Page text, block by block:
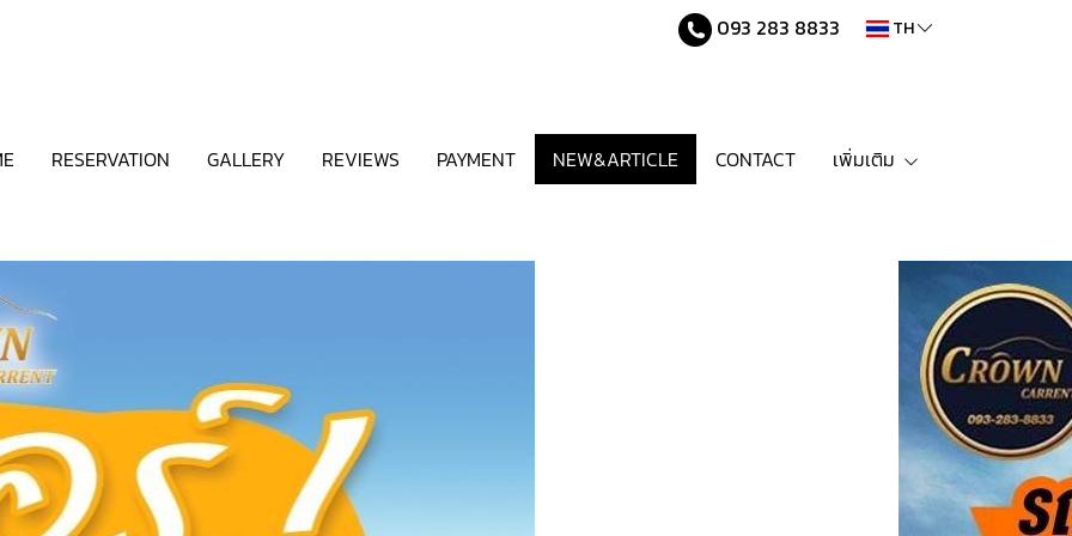
093 283 8833 TH
RESERVATION GALLERY REVIEWS PAYMENT NEW&ARTICLE CONTACT เพิ่มเติม